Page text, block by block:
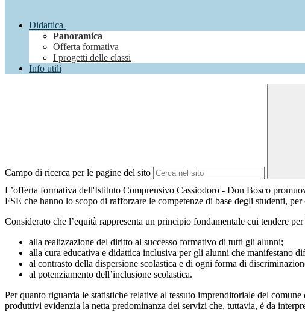
Didattica
Panoramica
Offerta formativa
I progetti delle classi
Info utili
Campo di ricerca per le pagine del sito
L’offerta formativa dell'Istituto Comprensivo Cassiodoro - Don Bosco
FSE che hanno lo scopo di rafforzare le competenze di base degli studenti,
Considerato che l’equità rappresenta un principio fondamentale cui tendere
alla realizzazione del diritto al successo formativo di tutti gli alunni;
alla cura educativa e didattica inclusiva per gli alunni che manifestano
al contrasto della dispersione scolastica e di ogni forma di
al potenziamento dell’inclusione scolastica.
Per quanto riguarda le statistiche relative al tessuto imprenditoriale del
produttivi evidenzia la netta predominanza dei servizi che, tuttavia, è da